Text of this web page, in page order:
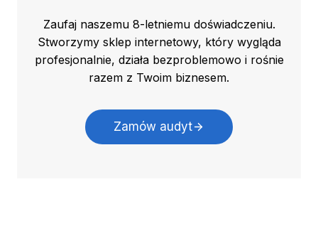
Zaufaj naszemu 8-letniemu doświadczeniu.
Stworzymy sklep internetowy, który wygląda
profesjonalnie, działa bezproblemowo i rośnie
razem z Twoim biznesem.
Zamów audyt